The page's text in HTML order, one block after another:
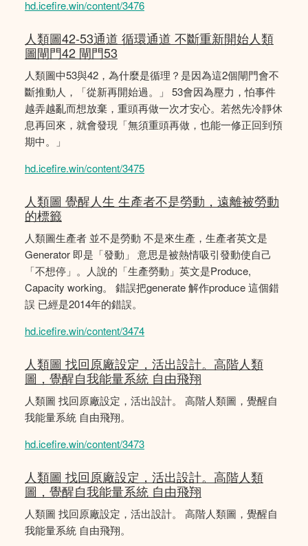
hd.icefire.win/content/3476
人類圖42-53通道 循環通道 不斷重新開始人類
圖閘門42 閘門53
人類圖中53與42，為什麼是循理？是因為這2個閘門會不
斷推動人，「從新再開始過。」 53會因為壓力，怕事件
越弄越亂而想放棄，重頭再做一次才安心。若然先冷靜休
息再回來，就會發現「無須重頭再做，也能一修正回到預
期中。」
hd.icefire.win/content/3475
人類圖 覺醒人生 生產者不是勞動，遠離被勞動
的標籤
人類圖生產者 並不是勞動 不是來生產，生產者英文是
Generator 即是「發動」 意思是被熱情吸引發動使自己
「不想停」。人說的「生產勞動」英文是Produce,
Capacity working。 錯誤把generate 解作produce 這個錯
誤 已經是2014年的錯誤。
hd.icefire.win/content/3474
人類圖 找回原廠設定，活出設計。高階人類
圖，覺醒自我能量系統 自由飛翔
人類圖 找回原廠設定，活出設計。 高階人類圖，覺醒自
我能量系統 自由飛翔。
hd.icefire.win/content/3473
人類圖 找回原廠設定，活出設計。高階人類
圖，覺醒自我能量系統 自由飛翔
人類圖 找回原廠設定，活出設計。 高階人類圖，覺醒自
我能量系統 自由飛翔。